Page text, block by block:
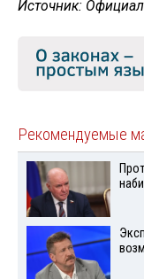
Источник:
Рекомендуемые